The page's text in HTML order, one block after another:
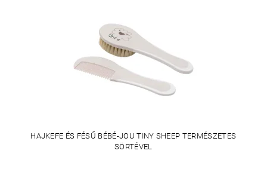
HAJKEFE ÉS FÉSŰ BÉBÉ-JOU TINY SHEEP TERMÉSZETES
SÖRTÉVEL